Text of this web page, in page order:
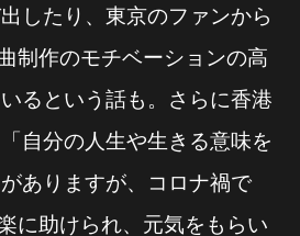
したり、東京のファンから
制作のモチベーションの高
るという話も。さらに香港
自分の人生や生きる意味を
ありますが、コロナ禍で
に助けられ、元気をもらい